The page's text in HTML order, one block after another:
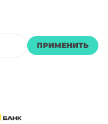
ПРИМЕНИТЬ